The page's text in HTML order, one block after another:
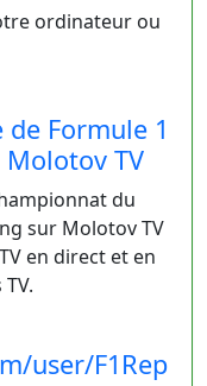
ordinateur ou
Formule 1
TV
du
sur Molotov TV
en direct et en
user/F1Rep